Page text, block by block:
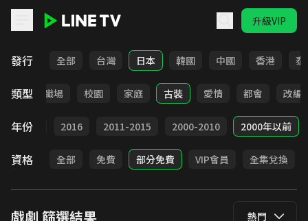
升級VIP
發行 全部 台灣 日本 韓國 中國 香港 泰
類型
全部 職場 校園 家庭 古裝 愛情 都會 改編
年份
2017 2016 2011-2015 2000-2010 2000年以前
資格 全部 免費 部分免費 VIP會員 全集兌換
戲劇 篩選結果 熱門